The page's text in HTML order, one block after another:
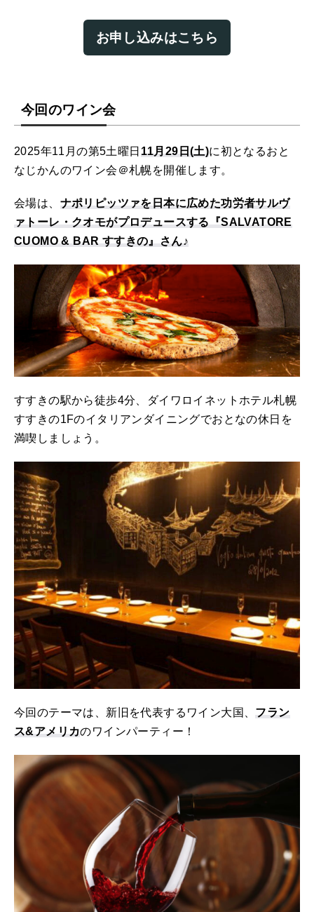
お申し込みはこちら
今回のワイン会
2025年11月の第5土曜日 11月29日(土)に初となるおと
なじかんのワイン会＠札幌を開催します。
会場は、 ナポリピッツァを日本に広めた功労者サルヴ
ァトーレ・クオモがプロデュースする『SALVATORE
CUOMO & BAR すすきの』さん♪
すすきの駅から徒歩4分、ダイワロイネットホテル札幌
すすきの1Fのイタリアンダイニングでおとなの休日を
満喫しましょう。
今回のテーマは、新旧を代表するワイン大国、フラン
ス&アメリカのワインパーティー！